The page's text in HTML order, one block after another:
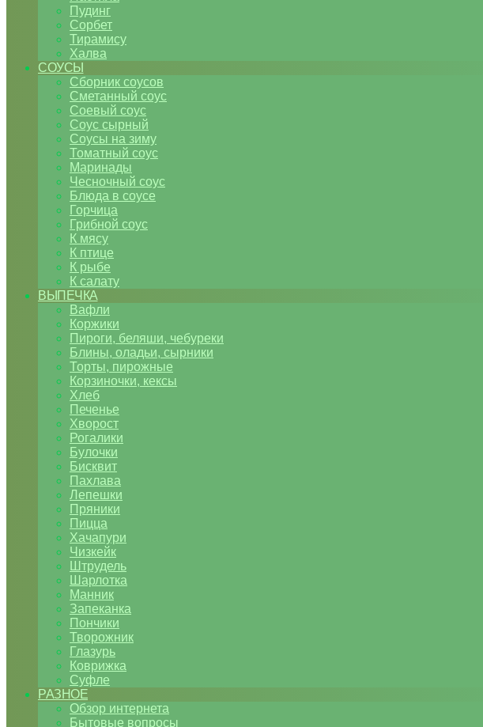
Пудинг
Сорбет
Тирамису
Халва
СОУСЫ
Сборник соусов
Сметанный соус
Соевый соус
Соус сырный
Соусы на зиму
Томатный соус
Маринады
Чесночный соус
Блюда в соусе
Горчица
Грибной соус
К мясу
К птице
К рыбе
К салату
ВЫПЕЧКА
Вафли
Коржики
Пироги, беляши, чебуреки
Блины, оладьи, сырники
Торты, пирожные
Корзиночки, кексы
Хлеб
Печенье
Хворост
Рогалики
Булочки
Бисквит
Пахлава
Лепешки
Пряники
Пицца
Хачапури
Чизкейк
Штрудель
Шарлотка
Манник
Запеканка
Пончики
Творожник
Глазурь
Коврижка
Суфле
РАЗНОЕ
Обзор интернета
Бытовые вопросы